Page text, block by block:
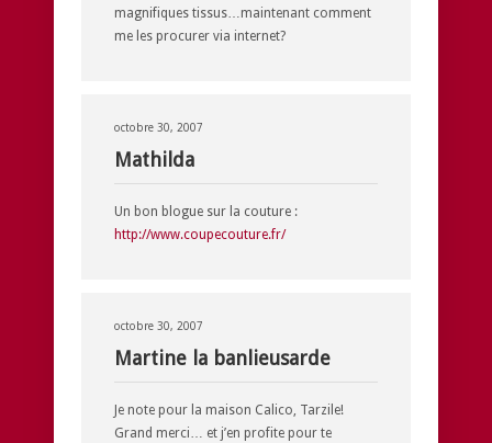
magnifiques tissus…maintenant comment
me les procurer via internet?
octobre 30, 2007
Mathilda
Un bon blogue sur la couture :
http://www.coupecouture.fr/
octobre 30, 2007
Martine la banlieusarde
Je note pour la maison Calico, Tarzile!
Grand merci… et j’en profite pour te